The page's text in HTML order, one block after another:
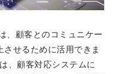
、顧客とのコミュニケー
せるために活用できま
、顧客対応システムに